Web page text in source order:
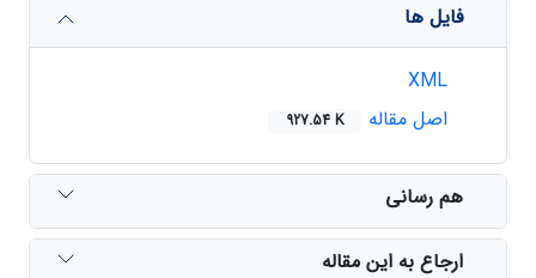
فایل ها
اصل مقاله
927.54 K
هم رسانی
ارجاع به این مقاله